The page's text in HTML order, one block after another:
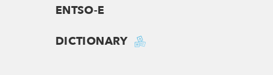
ENTSO-E
DICTIONARY